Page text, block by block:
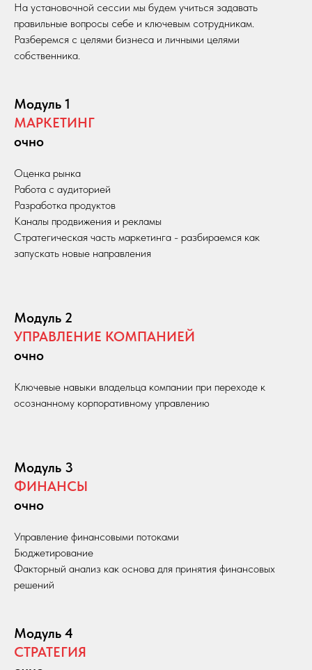
На установочной сессии мы будем учиться задавать
правильные вопросы себе и ключевым сотрудникам.
Разберемся с целями бизнеса и личными целями
собственника.
Модуль 1
МАРКЕТИНГ
очно
Оценка рынка
Работа с аудиторией
Разработка продуктов
Каналы продвижения и рекламы
Стратегическая часть маркетинга - разбираемся как
запускать новые направления
Модуль 2
УПРАВЛЕНИЕ КОМПАНИЕЙ
очно
Ключевые навыки владельца компании при переходе к
осознанному корпоративному управлению
Модуль 3
ФИНАНСЫ
очно
Управление финансовыми потоками
Бюджетирование
Факторный анализ как основа для принятия финансовых
решений
Модуль 4
СТРАТЕГИЯ